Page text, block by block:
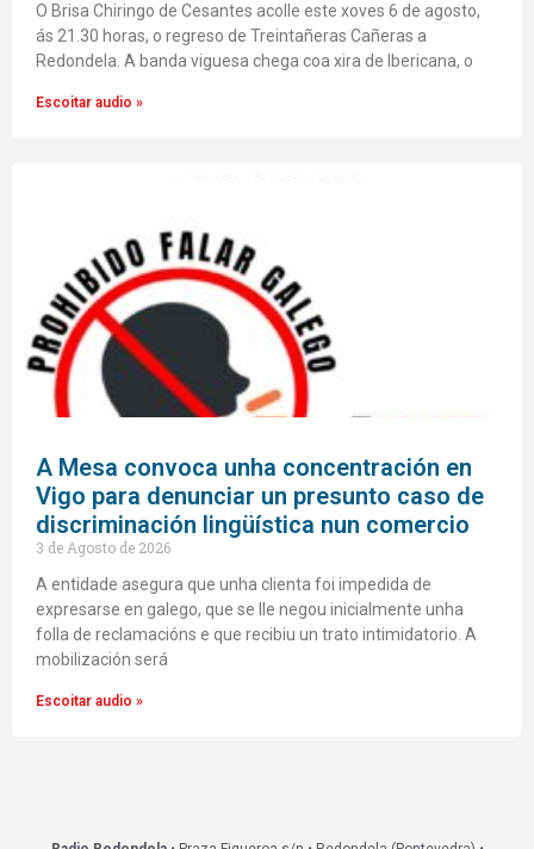
O Brisa Chiringo de Cesantes acolle este xoves 6 de agosto,
ás 21.30 horas, o regreso de Treintañeras Cañeras a
Redondela. A banda viguesa chega coa xira de Ibericana, o
Escoitar audio »
A Mesa convoca unha concentración en
Vigo para denunciar un presunto caso de
discriminación lingüística nun comercio
3 de Agosto de 2026
A entidade asegura que unha clienta foi impedida de
expresarse en galego, que se lle negou inicialmente unha
folla de reclamacións e que recibiu un trato intimidatorio. A
mobilización será
Escoitar audio »